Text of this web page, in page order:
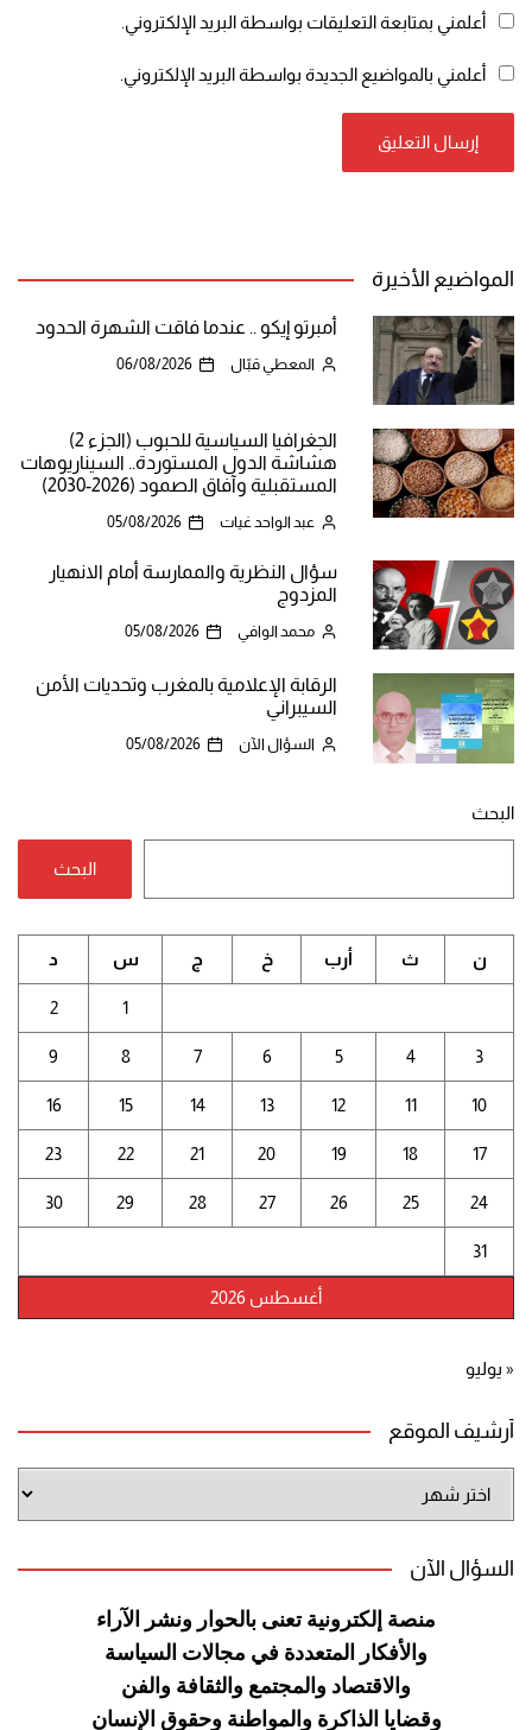
أعلمني بمتابعة التعليقات بواسطة البريد الإلكتروني.
أعلمني بالمواضيع الجديدة بواسطة البريد الإلكتروني.
المواضيع الأخيرة
أمبرتو إيكو .. عندما فاقت الشهرة الحدود
المعطي قبّال 06/08/2026
الجغرافيا السياسية للحبوب (الجزء 2)
هشاشة الدول المستوردة.. السيناريوهات
المستقبلية وآفاق الصمود (2026-2030)
عبد الواحد غيات 05/08/2026
سؤال النظرية والممارسة أمام الانهيار
المزدوج
محمد الوافي 05/08/2026
الرقابة الإعلامية بالمغرب وتحديات الأمن
السيبراني
السؤال الآن 05/08/2026
البحث
البحث
أغسطس 2026
ن ث أرب خ ج س د
1
2
3
4
5
6
7
8
9
10
11
12
13
14
15
16
17
18
19
20
21
22
23
24
25
26
27
28
29
30
31
« يوليو
أرشيف الموقع
الموقع
السؤال الآن
منصة إلكترونية تعنى بالحوار ونشر
الآراء
والأفكار المتعددة في مجالات السياسة
والاقتصاد والمجتمع والثقافة والفن
وقضايا الذاكرة والمواطنة وحقوق الإنسان